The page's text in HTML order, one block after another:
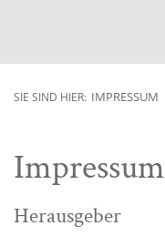
SIE SIND HIER: IMPRESSUM
Impressum
Herausgeber